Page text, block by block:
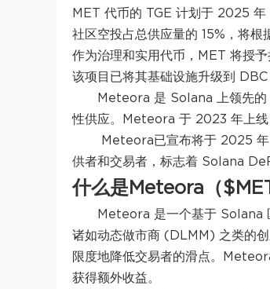
MET 代币的 TGE 计划于 2025 年
社区空投占总供应量的 15%，将
作为治理和实用代币，MET 将授
该项目已将其基础设施升级到
Meteora 是 Solana 上领先的
性供应。Meteora 于 2023 年上
Meteora已宣布将于 2025 年
供者和交易者，标志着 Solana
什么是Meteora（
Meteora 是一个基于 Solana
诸如动态做市商 (DLMM) 之类的
限度地降低交易者的滑点。
获得额外收益。